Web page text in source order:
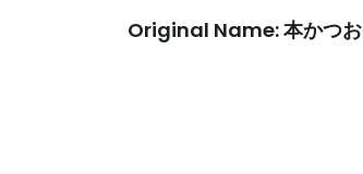
Original Name: 本かつお